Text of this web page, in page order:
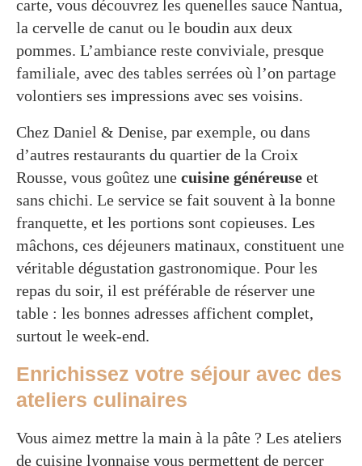
carte, vous découvrez les quenelles sauce Nantua,
la cervelle de canut ou le boudin aux deux
pommes. L’ambiance reste conviviale, presque
familiale, avec des tables serrées où l’on partage
volontiers ses impressions avec ses voisins.
Chez Daniel & Denise, par exemple, ou dans
d’autres restaurants du quartier de la Croix
Rousse, vous goûtez une cuisine généreuse et
sans chichi. Le service se fait souvent à la bonne
franquette, et les portions sont copieuses. Les
mâchons, ces déjeuners matinaux, constituent une
véritable dégustation gastronomique. Pour les
repas du soir, il est préférable de réserver une
table : les bonnes adresses affichent complet,
surtout le week-end.
Enrichissez votre séjour avec des
ateliers culinaires
Vous aimez mettre la main à la pâte ? Les ateliers
de cuisine lyonnaise vous permettent de percer